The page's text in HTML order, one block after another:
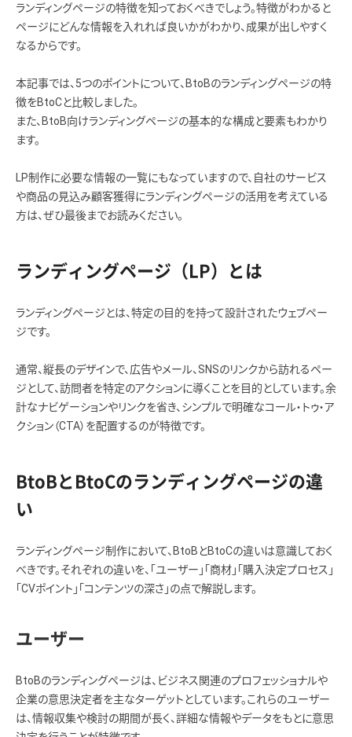
ランディングページの特徴を知っておくべきでしょう。特徴がわかると
ページにどんな情報を入れれば良いかがわかり、成果が出しやすく
なるからです。
本記事では、5つのポイントについて、BtoBのランディングページの特
徴をBtoCと比較しました。
また、BtoB向けランディングページの基本的な構成と要素もわかり
ます。
LP制作に必要な情報の一覧にもなっていますので、自社のサービス
や商品の見込み顧客獲得にランディングページの活用を考えている
方は、ぜひ最後までお読みください。
ランディングページ（LP）とは
ランディングページとは、特定の目的を持って設計されたウェブペー
ジです。
通常、縦長のデザインで、広告やメール、SNSのリンクから訪れるペー
ジとして、訪問者を特定のアクションに導くことを目的としています。余
計なナビゲーションやリンクを省き、シンプルで明確なコール・トゥ・ア
クション（CTA）を配置するのが特徴です。
BtoBとBtoCのランディングページの違
い
ランディングページ制作において、BtoBとBtoCの違いは意識しておく
べきです。それぞれの違いを、「ユーザー」「商材」「購入決定プロセス」
「CVポイント」「コンテンツの深さ」の点で解説します。
ユーザー
BtoBのランディングページは、ビジネス関連のプロフェッショナルや
企業の意思決定者を主なターゲットとしています。これらのユーザー
は、情報収集や検討の期間が長く、詳細な情報やデータをもとに意思